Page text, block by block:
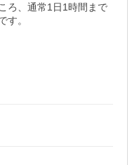
ろ、通常1日1時間まで
す。